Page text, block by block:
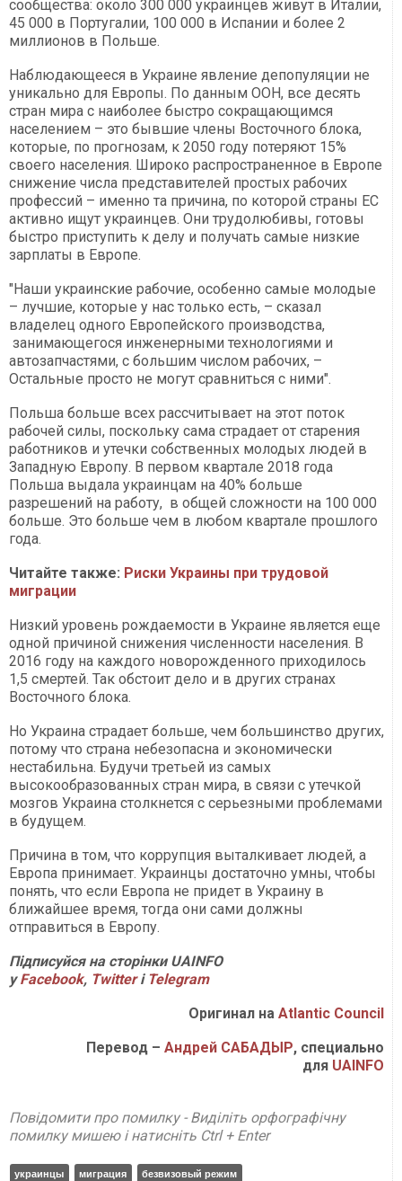
сообщества: около 300 000 украинцев живут в Италии,
45 000 в Португалии, 100 000 в Испании и более 2
миллионов в Польше.
Наблюдающееся в Украине явление депопуляции не
уникально для Европы. По данным ООН, все десять
стран мира с наиболее быстро сокращающимся
населением – это бывшие члены Восточного блока,
которые, по прогнозам, к 2050 году потеряют 15%
своего населения. Широко распространенное в Европе
снижение числа представителей простых рабочих
профессий – именно та причина, по которой страны ЕС
активно ищут украинцев. Они трудолюбивы, готовы
быстро приступить к делу и получать самые низкие
зарплаты в Европе.
"Наши украинские рабочие, особенно самые молодые
– лучшие, которые у нас только есть, – сказал
владелец одного Европейского производства,
занимающегося инженерными технологиями и
автозапчастями, с большим числом рабочих, –
Остальные просто не могут сравниться с ними".
Польша больше всех рассчитывает на этот поток
рабочей силы, поскольку сама страдает от старения
работников и утечки собственных молодых людей в
Западную Европу. В первом квартале 2018 года
Польша выдала украинцам на 40% больше
разрешений на работу, в общей сложности на 100 000
больше. Это больше чем в любом квартале прошлого
года.
Читайте также: Риски Украины при трудовой
миграции
Низкий уровень рождаемости в Украине является еще
одной причиной снижения численности населения. В
2016 году на каждого новорожденного приходилось
1,5 смертей. Так обстоит дело и в других странах
Восточного блока.
Но Украина страдает больше, чем большинство других,
потому что страна небезопасна и экономически
нестабильна. Будучи третьей из самых
высокообразованных стран мира, в связи с утечкой
мозгов Украина столкнется с серьезными проблемами
в будущем.
Причина в том, что коррупция выталкивает людей, а
Европа принимает. Украинцы достаточно умны, чтобы
понять, что если Европа не придет в Украину в
ближайшее время, тогда они сами должны
отправиться в Европу.
Підписуйся на сторінки UAINFO
уFacebook, Twitter і Telegram
Оригинал наAtlantic Council
Перевод –Андрей САБАДЫР, специально
для UAINFO
Повідомити про помилку - Виділіть орфографічну
помилку мишею і натисніть Ctrl + Enter
украинцы миграция безвизовый режим